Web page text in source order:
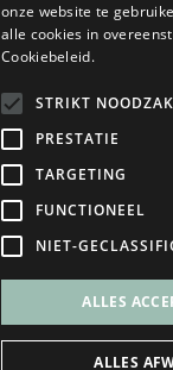
onze website te
alle cookies in
Cookiebeleid.
STRIKT
PRESTATIE
TARGETING
FUNCTIONEEL
NIET-
ALLES
ALLES